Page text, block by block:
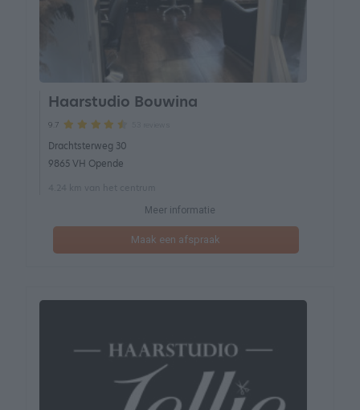
Haarstudio Bouwina
9.7
Drachtsterweg 30
9865 VH Opende
Meer informatie
Maak een afspraak